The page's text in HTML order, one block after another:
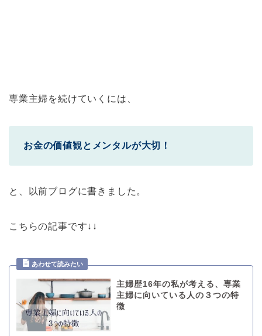
専業主婦を続けていくには、
お金の価値観とメンタルが大切！
と、以前ブログに書きました。
こちらの記事です↓↓
主婦歴16年の私が考える、専業
主婦に向いている人の３つの特
徴